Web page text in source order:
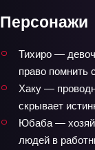
Персонажи
Тихиро —
право помнить
Хаку —
скрывает
Юбаба —
людей в